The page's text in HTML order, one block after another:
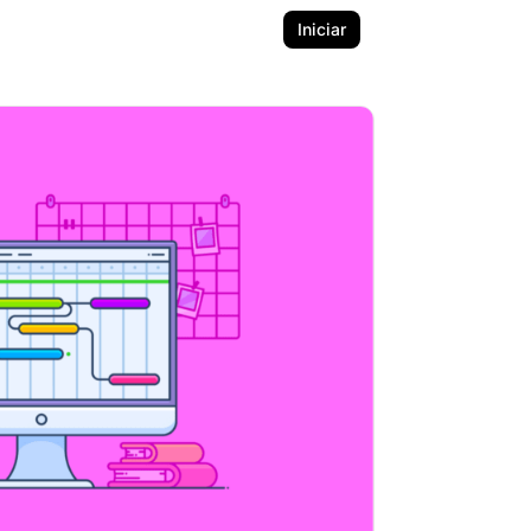
Iniciar